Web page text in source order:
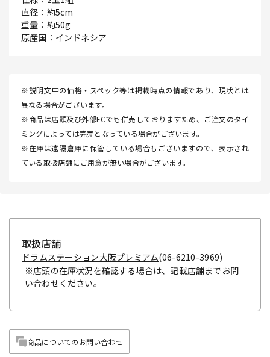
直径：約5cm
重量：約50g
原産国：インドネシア
※説明文中の価格・スペック等は掲載時点の情報であり、現状とは
異なる場合がございます。
※商品は店頭及び外部ECでも併売しておりますため、ご注文のタイ
ミングによっては完売となっている場合がございます。
※在庫は遠隔倉庫に保管している場合もございますので、表示され
ている取扱店舗にご用意が無い場合がございます。
取扱店舗
ドラムステーション大阪プレミアム(06-6210-3969)
※店頭の在庫状況を確認する場合は、記載店舗までお問
い合わせください。
商品についてのお問い合わせ